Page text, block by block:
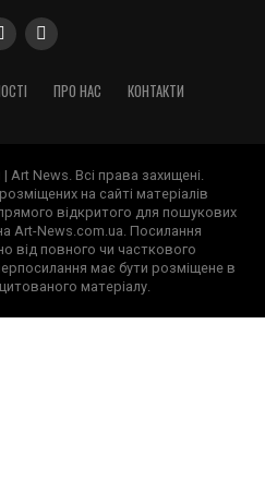
ПРО НАС КОНТАКТИ
News. Всі права захищені.
на сайті матеріалів
відкритого для пошукових
Art-News.com.ua. Посилання
від повного чи часткового
має бути розміщене в
матеріалу.